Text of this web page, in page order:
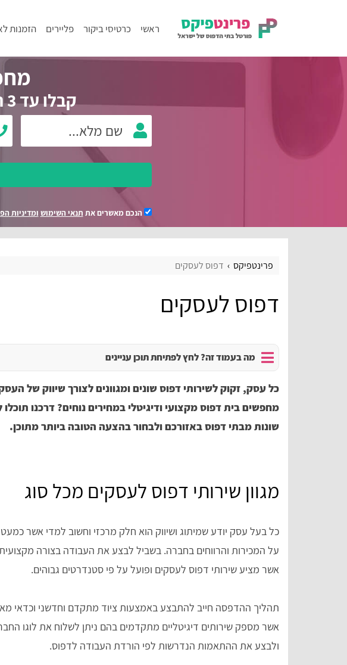
ראשי כרטיסי ביקור פליירים הזמנות
קבלו עד 3 הצעות מחיר והשוו מחירים!
הנכם מאשרים את תנאי השימוש ומדיניות
פרינטפיקס דפוס לעסקים
דפוס לעסקים
מה בעמוד זה? לחץ לפתיחת תוכן עניינים
כל עסק, זקוק לשירותי דפוס שונים ומגוונים לצורך שיווק של
מחפשים בית דפוס מקצועי ודיגיטלי במחירים נוחים? דרכנו
שונות מבתי דפוס באזורכם ולבחור בהצעה הטובה ביותר מתוכן.
מגוון שירותי דפוס לעסקים מכל סוג
כל בעל עסק יודע שמיתוג ושיווק הוא חלק מרכזי וחשוב למדי אשר
על המכירות והרווחים בחברה. בשביל לבצע את העבודה בצורה
אשר מציע שירותי דפוס לעסקים ופועל על פי סטנדרטים גבוהים.
תהליך ההדפסה חייב להתבצע באמצעות ציוד מתקדם וחדשני וכדאי
אשר מספק שירותים דיגיטליים מתקדמים בהם ניתן לשלוח את לוגו
ולבצע את ההתאמות הנדרשות לפי הורדת העבודה לדפוס.
Tal Meiri